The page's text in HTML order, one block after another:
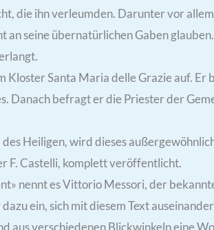
die ihn verleumden. Darunter vor
an seine übernatürlichen Gaben
Kloster Santa Maria delle Grazie auf. Er
Danach befragt er die Priester der
Heiligen, wird dieses
F. Castelli, komplett veröffentlicht.
nennt es Vittorio Messori, der
ein, sich mit diesem Text
aus verschiedenen Blickwinkeln eine